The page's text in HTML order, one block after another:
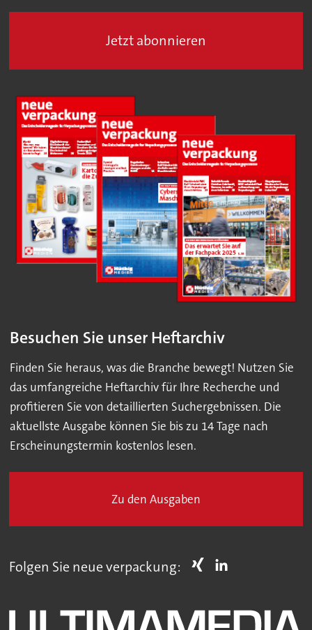
Jetzt abonnieren
Besuchen Sie unser Heftarchiv
Finden Sie heraus, was die Branche bewegt! Nutzen Sie
das umfangreiche Heftarchiv für Ihre Recherche und
profitieren Sie von detaillierten Suchergebnissen. Die
aktuellste Ausgabe können Sie bis zu 14 Tage nach
Erscheinungstermin kostenlos lesen.
Zu den Ausgaben
Folgen Sie neue verpackung: